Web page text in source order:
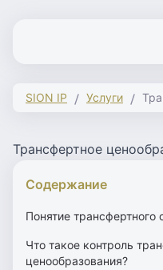
SION IP Услуги
Трансфертное
Содержание
Понятие трансфертного
Что такое контроль
ценообразования?